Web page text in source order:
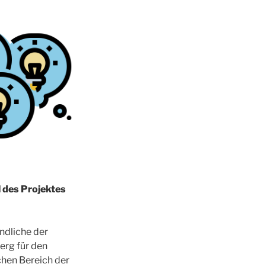
des Projektes
der
für den
Bereich der